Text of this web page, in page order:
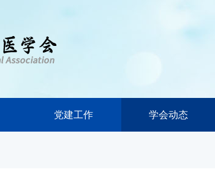
党建工作 学会动态